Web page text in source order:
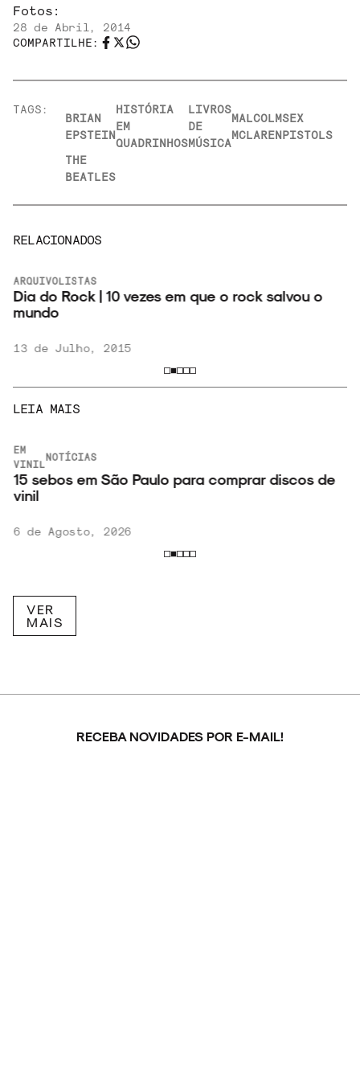
Fotos:
28 de Abril, 2014
COMPARTILHE:
TAGS:
BRIAN
EPSTEIN
HISTÓRIA
EM
QUADRINHOS
LIVROS
DE
MÚSICA
MALCOLM
MCLAREN
SEX
PISTOLS
THE
BEATLES
RELACIONADOS
ARQUIVOLISTAS
Dia do Rock | 10 vezes em que o rock salvou o
mundo
13 de Julho, 2015
LEIA MAIS
EM
VINIL
NOTÍCIAS
15 sebos em São Paulo para comprar discos de
vinil
6 de Agosto, 2026
VER
MAIS
RECEBA NOVIDADES POR E-MAIL!